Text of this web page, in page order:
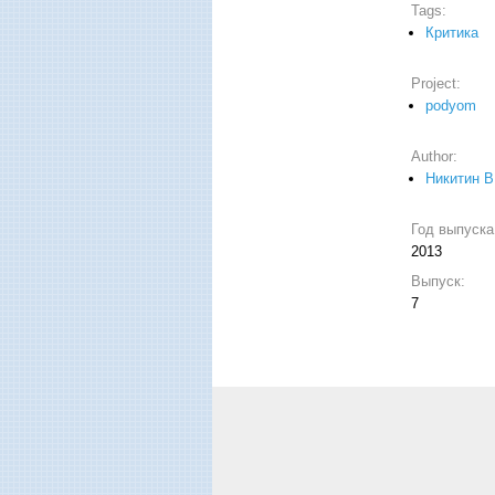
Tags:
Критика
Project:
podyom
Author:
Никитин
Год
2013
Выпуск:
7